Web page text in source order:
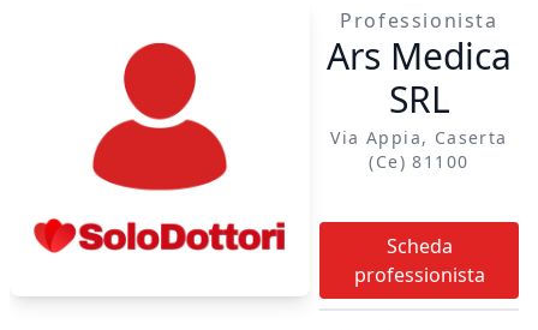
nel percorso
diagnostico e
massima attenzione
nella gestione del
piano di cura. Ricevo
in studio e offro
televisita per
garantire continuità
assistenziale.
Professionista
Ars Medica
SRL
Via Appia, Caserta
(ce) 81100
Scheda
professionista